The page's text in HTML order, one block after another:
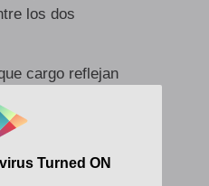
los dos
cargo reflejan
eres perfecta
besas, princesa
que, la neta